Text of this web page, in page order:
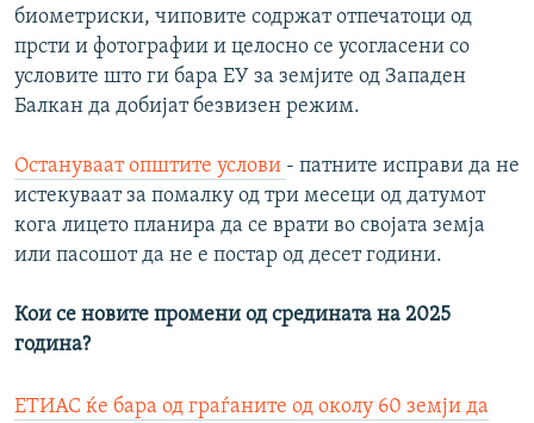
биометриски, чиповите содржат отпечатоци од
прсти и фотографии и целосно се усогласени со
условите што ги бара ЕУ за земјите од Западен
Балкан да добијат безвизен режим.
Остануваат општите услови - патните исправи да не
истекуваат за помалку од три месеци од датумот
кога лицето планира да се врати во својата земја
или пасошот да не е постар од десет години.
Кои се новите промени од средината на 2025
година?
ЕТИАС ќе бара од граѓаните од околу 60 земји да